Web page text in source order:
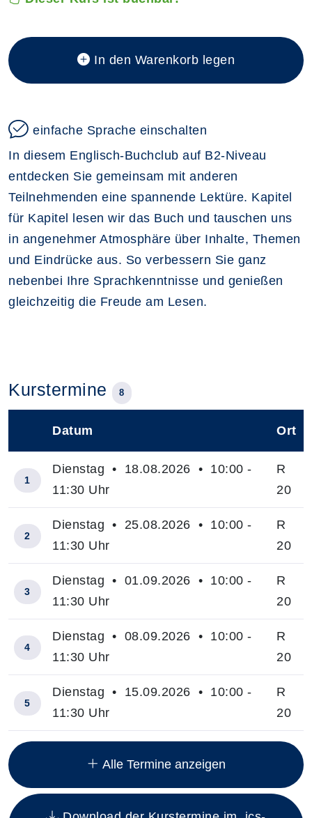
In den Warenkorb legen
einfache Sprache einschalten
In diesem Englisch-Buchclub auf B2-Niveau
entdecken Sie gemeinsam mit anderen
Teilnehmenden eine spannende Lektüre. Kapitel
für Kapitel lesen wir das Buch und tauschen uns
in angenehmer Atmosphäre über Inhalte, Themen
und Eindrücke aus. So verbessern Sie ganz
nebenbei Ihre Sprachkenntnisse und genießen
gleichzeitig die Freude am Lesen.
Kurstermine 8
Insgesamt gibt es 8 Termine zum diesen Kurs
Datum Ort
1
Dienstag • 18.08.2026 • 10:00 -
11:30 Uhr
R
20
2
Dienstag • 25.08.2026 • 10:00 -
11:30 Uhr
R
20
3
Dienstag • 01.09.2026 • 10:00 -
11:30 Uhr
R
20
4
Dienstag • 08.09.2026 • 10:00 -
11:30 Uhr
R
20
5
Dienstag • 15.09.2026 • 10:00 -
11:30 Uhr
R
20
Alle Termine anzeigen